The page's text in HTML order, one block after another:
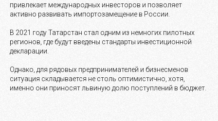
привлекает международных инвесторов и позволяет
активно развивать импортозамещение в России.
В 2021 году Татарстан стал одним из немногих пилотных
регионов, где будут введены стандарты инвестиционной
декларации.
Однако, для рядовых предпринимателей и бизнесменов
ситуация складывается не столь оптимистично, хотя,
именно они приносят львиную долю поступлений в бюджет.